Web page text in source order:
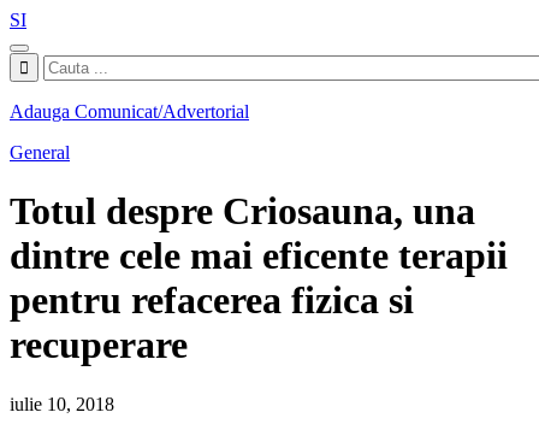
SI
Adauga Comunicat/Advertorial
General
Totul despre Criosauna, una
dintre cele mai eficente terapii
pentru refacerea fizica si
recuperare
iulie 10, 2018